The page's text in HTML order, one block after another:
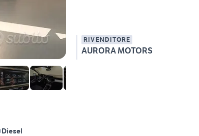
RIVENDITORE
AURORA MOTORS
Diesel